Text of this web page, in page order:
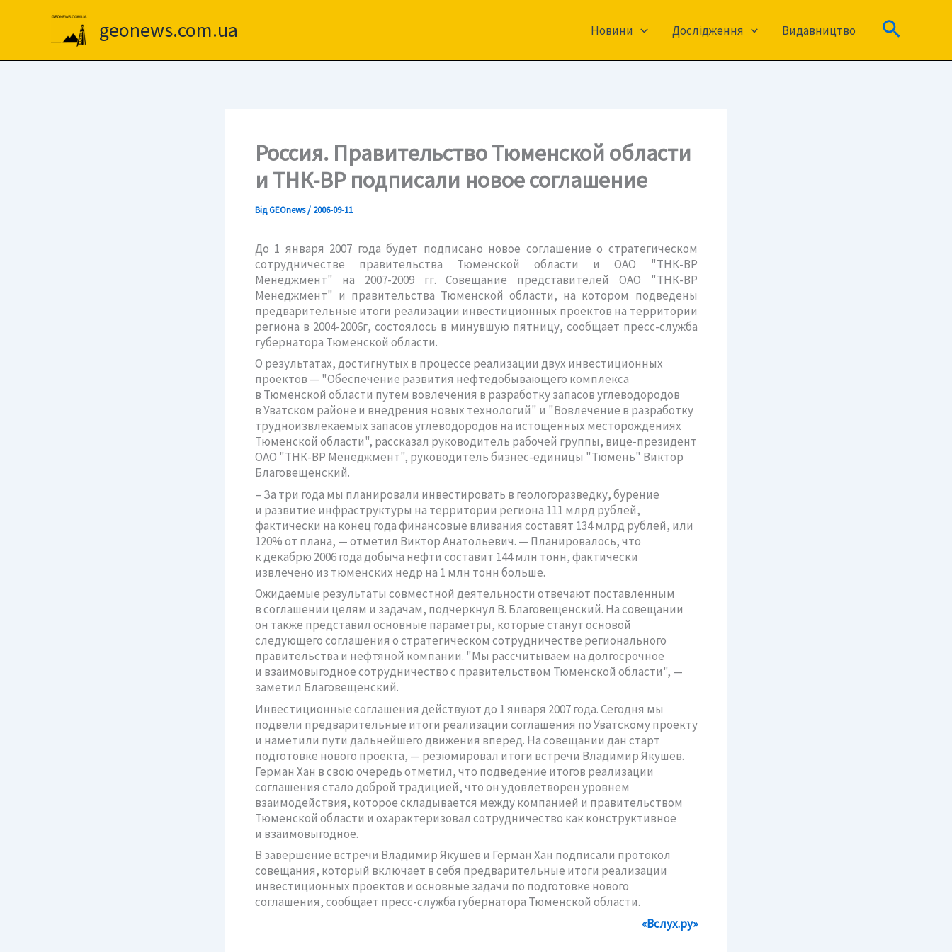
geonews.com.ua Новини Дослідження Видавництво Пошук
Россия. Правительство Тюменской области
и ТНК-ВР подписали новое соглашение
ВідGEOnews/ 2006-09-11
До 1 января 2007 года будет подписано новое соглашение о стратегическом
сотрудничестве правительства Тюменской области и ОАО "ТНК-ВР
Менеджмент" на 2007-2009 гг. Совещание представителей ОАО "ТНК-ВР
Менеджмент" и правительства Тюменской области, на котором подведены
предварительные итоги реализации инвестиционных проектов на территории
региона в 2004-2006г, состоялось в минувшую пятницу, сообщает пресс-служба
губернатора Тюменской области.
О результатах, достигнутых в процессе реализации двух инвестиционных
проектов — "Обеспечение развития нефтедобывающего комплекса
в Тюменской области путем вовлечения в разработку запасов углеводородов
в Уватском районе и внедрения новых технологий" и "Вовлечение в разработку
трудноизвлекаемых запасов углеводородов на истощенных месторождениях
Тюменской области", рассказал руководитель рабочей группы, вице-президент
ОАО "ТНК-ВР Менеджмент", руководитель бизнес-единицы "Тюмень" Виктор
Благовещенский.
– За три года мы планировали инвестировать в геологоразведку, бурение
и развитие инфраструктуры на территории региона 111 млрд рублей,
фактически на конец года финансовые вливания составят 134 млрд рублей, или
120% от плана, — отметил Виктор Анатольевич. — Планировалось, что
к декабрю 2006 года добыча нефти составит 144 млн тонн, фактически
извлечено из тюменских недр на 1 млн тонн больше.
Ожидаемые результаты совместной деятельности отвечают поставленным
в соглашении целям и задачам, подчеркнул В. Благовещенский. На совещании
он также представил основные параметры, которые станут основой
следующего соглашения о стратегическом сотрудничестве регионального
правительства и нефтяной компании. "Мы рассчитываем на долгосрочное
и взаимовыгодное сотрудничество с правительством Тюменской области", —
заметил Благовещенский.
Инвестиционные соглашения действуют до 1 января 2007 года. Сегодня мы
подвели предварительные итоги реализации соглашения по Уватскому проекту
и наметили пути дальнейшего движения вперед. На совещании дан старт
подготовке нового проекта, — резюмировал итоги встречи Владимир Якушев.
Герман Хан в свою очередь отметил, что подведение итогов реализации
соглашения стало доброй традицией, что он удовлетворен уровнем
взаимодействия, которое складывается между компанией и правительством
Тюменской области и охарактеризовал сотрудничество как конструктивное
и взаимовыгодное.
В завершение встречи Владимир Якушев и Герман Хан подписали протокол
совещания, который включает в себя предварительные итоги реализации
инвестиционных проектов и основные задачи по подготовке нового
соглашения, сообщает пресс-служба губернатора Тюменской области.
«Вслух.ру»